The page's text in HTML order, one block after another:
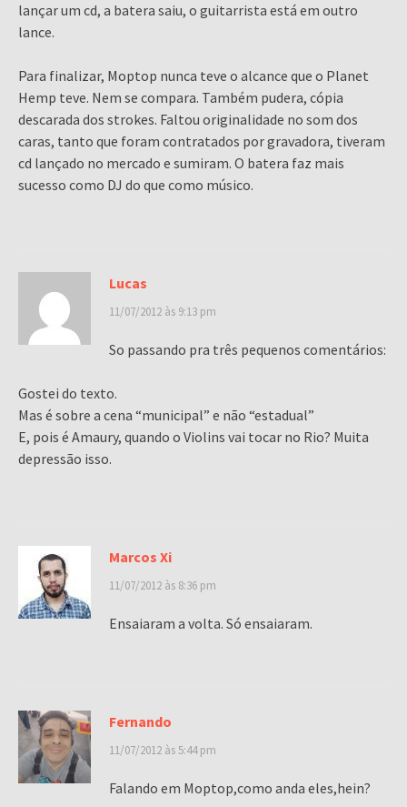
lançar um cd, a batera saiu, o guitarrista está em outro
lance.
Para finalizar, Moptop nunca teve o alcance que o Planet
Hemp teve. Nem se compara. Também pudera, cópia
descarada dos strokes. Faltou originalidade no som dos
caras, tanto que foram contratados por gravadora, tiveram
cd lançado no mercado e sumiram. O batera faz mais
sucesso como DJ do que como músico.
Lucas
11/07/2012 às 9:13 pm
So passando pra três pequenos comentários:
Gostei do texto.
Mas é sobre a cena “municipal” e não “estadual”
E, pois é Amaury, quando o Violins vai tocar no Rio? Muita
depressão isso.
Marcos Xi
11/07/2012 às 8:36 pm
Ensaiaram a volta. Só ensaiaram.
Fernando
11/07/2012 às 5:44 pm
Falando em Moptop,como anda eles,hein?